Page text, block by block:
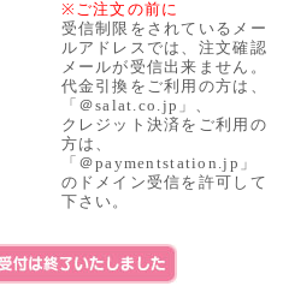
※ご注文の前に
受信制限をされているメー
ルアドレスでは、注文確認
メールが受信出来ません。
代金引換をご利用の方は、
「＠salat.co.jp」、
クレジット決済をご利用の
方は、
「＠paymentstation.jp」
のドメイン受信を許可して
下さい。